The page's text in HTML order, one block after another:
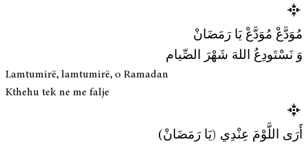
مُوَدَّعْ مُوَدَّعْ يَا رَمَضَانْ
وَ نَسْتَودِعُ اللهَ شَهْرَ الصِّيام
Lamtumirë, lamtumirë, o Ramadan
Kthehu tek ne me falje
أَرَى اللَّوْمَ عِنْدِي (يَا رَمَضَانْ)